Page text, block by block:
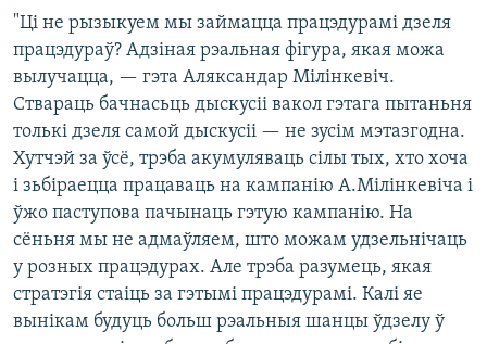
"Ці не рызыкуем мы займацца працэдурамі дзеля
працэдураў? Адзіная рэальная фігура, якая можа
вылучацца, — гэта Аляксандар Мілінкевіч.
Ствараць бачнасьць дыскусіі вакол гэтага пытаньня
толькі дзеля самой дыскусіі — не зусім мэтазгодна.
Хутчэй за ўсё, трэба акумуляваць сілы тых, хто хоча
і зьбіраецца працаваць на кампанію А.Мілінкевіча і
ўжо паступова пачынаць гэтую кампанію. На
сёньня мы не адмаўляем, што можам удзельнічаць
у розных працэдурах. Але трэба разумець, якая
стратэгія стаіць за гэтымі працэдурамі. Калі яе
вынікам будуць больш рэальныя шанцы ўдзелу ў